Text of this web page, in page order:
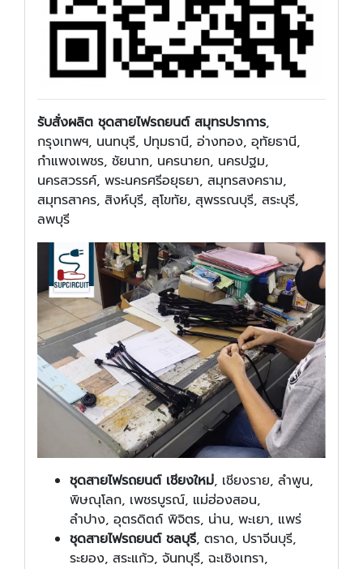
รับสั่งผลิต ชุดสายไฟรถยนต์ สมุทรปราการ,
กรุงเทพฯ, นนทบุรี, ปทุมธานี, อ่างทอง, อุทัยธานี,
กำแพงเพชร, ชัยนาท, นครนายก, นครปฐม,
นครสวรรค์, พระนครศรีอยุธยา, สมุทรสงคราม,
สมุทรสาคร, สิงห์บุรี, สุโขทัย, สุพรรณบุรี, สระบุรี,
ลพบุรี
ชุดสายไฟรถยนต์ เชียงใหม่, เชียงราย, ลำพูน,
พิษณุโลก, เพชรบูรณ์, แม่ฮ่องสอน,
ลำปาง, อุตรดิตถ์ พิจิตร, น่าน, พะเยา, แพร่
ชุดสายไฟรถยนต์ ชลบุรี, ตราด, ปราจีนบุรี,
ระยอง, สระแก้ว, จันทบุรี, ฉะเชิงเทรา,